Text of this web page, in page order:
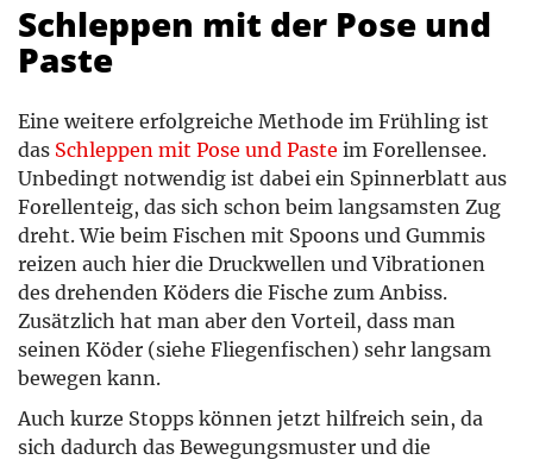
Schleppen mit der Pose und
Paste
Eine weitere erfolgreiche Methode im Frühling ist
das Schleppen mit Pose und Paste im Forellensee.
Unbedingt notwendig ist dabei ein Spinnerblatt aus
Forellenteig, das sich schon beim langsamsten Zug
dreht. Wie beim Fischen mit Spoons und Gummis
reizen auch hier die Druckwellen und Vibrationen
des drehenden Köders die Fische zum Anbiss.
Zusätzlich hat man aber den Vorteil, dass man
seinen Köder (siehe Fliegenfischen) sehr langsam
bewegen kann.
Auch kurze Stopps können jetzt hilfreich sein, da
sich dadurch das Bewegungsmuster und die